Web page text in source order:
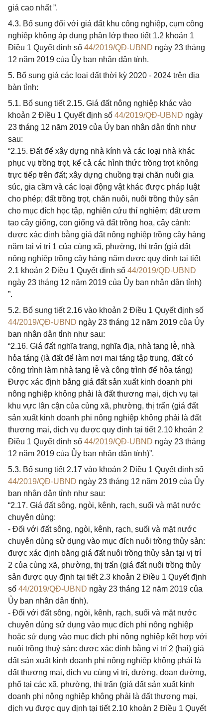
giá cao nhất ”.
4.3. Bổ sung đối với giá đất khu công nghiệp, cụm công
nghiệp không áp dụng phân lớp theo tiết 1.2 khoản 1
Điều 1 Quyết định số 44/2019/QĐ-UBND ngày 23 tháng
12 năm 2019 của Ủy ban nhân dân tỉnh.
5. Bổ sung giá các loại đất thời kỳ 2020 - 2024 trên địa
bàn tỉnh:
5.1. Bổ sung tiết 2.15. Giá đất nông nghiệp khác vào
khoản 2 Điều 1 Quyết định số 44/2019/QĐ-UBND ngày
23 tháng 12 năm 2019 của Ủy ban nhân dân tỉnh như
sau:
“2.15. Đất để xây dựng nhà kính và các loại nhà khác
phục vụ trồng trọt, kể cả các hình thức trồng trọt không
trực tiếp trên đất; xây dựng chuồng trại chăn nuôi gia
súc, gia cầm và các loại động vật khác được pháp luật
cho phép; đất trồng trọt, chăn nuôi, nuôi trồng thủy sản
cho mục đích học tập, nghiên cứu thí nghiệm; đất ươm
tạo cây giống, con giống và đất trồng hoa, cây cảnh:
được xác định bằng giá đất nông nghiệp trồng cây hàng
năm tại vị trí 1 của cùng xã, phường, thị trấn (giá đất
nông nghiệp trồng cây hàng năm được quy định tại tiết
2.1 khoản 2 Điều 1 Quyết định số 44/2019/QĐ-UBND
ngày 23 tháng 12 năm 2019 của Ủy ban nhân dân tỉnh)
”.
5.2. Bổ sung tiết 2.16 vào khoản 2 Điều 1 Quyết định số
44/2019/QĐ-UBND ngày 23 tháng 12 năm 2019 của Ủy
ban nhân dân tỉnh như sau:
“2.16. Giá đất nghĩa trang, nghĩa địa, nhà tang lễ, nhà
hỏa táng (là đất để làm nơi mai táng tập trung, đất có
công trình làm nhà tang lễ và công trình để hỏa táng)
Được xác định bằng giá đất sản xuất kinh doanh phi
nông nghiệp không phải là đất thương mại, dịch vụ tại
khu vực lân cận của cùng xã, phường, thị trấn (giá đất
sản xuất kinh doanh phi nông nghiệp không phải là đất
thương mại, dịch vụ được quy định tại tiết 2.10 khoản 2
Điều 1 Quyết định số 44/2019/QĐ-UBND ngày 23 tháng
12 năm 2019 của Ủy ban nhân dân tỉnh)”.
5.3. Bổ sung tiết 2.17 vào khoản 2 Điều 1 Quyết định số
44/2019/QĐ-UBND ngày 23 tháng 12 năm 2019 của Ủy
ban nhân dân tỉnh như sau:
“2.17. Giá đất sông, ngòi, kênh, rạch, suối và mặt nước
chuyên dùng:
- Đối với đất sông, ngòi, kênh, rạch, suối và mặt nước
chuyên dùng sử dụng vào mục đích nuôi trồng thủy sản:
được xác định bằng giá đất nuôi trồng thủy sản tại vị trí
2 của cùng xã, phường, thị trấn (giá đất nuôi trồng thủy
sản được quy định tại tiết 2.3 khoản 2 Điều 1 Quyết định
số 44/2019/QĐ-UBND ngày 23 tháng 12 năm 2019 của
Ủy ban nhân dân tỉnh).
- Đối với đất sông, ngòi, kênh, rạch, suối và mặt nước
chuyên dùng sử dụng vào mục đích phi nông nghiệp
hoặc sử dụng vào mục đích phi nông nghiệp kết hợp với
nuôi trồng thuỷ sản: được xác định bằng vị trí 2 (hai) giá
đất sản xuất kinh doanh phi nông nghiệp không phải là
đất thương mại, dịch vụ cùng vị trí, đường, đoạn đường,
phố tại các xã, phường, thị trấn (giá đất sản xuất kinh
doanh phi nông nghiệp không phải là đất thương mại,
dịch vụ được quy định tại tiết 2.10 khoản 2 Điều 1 Quyết